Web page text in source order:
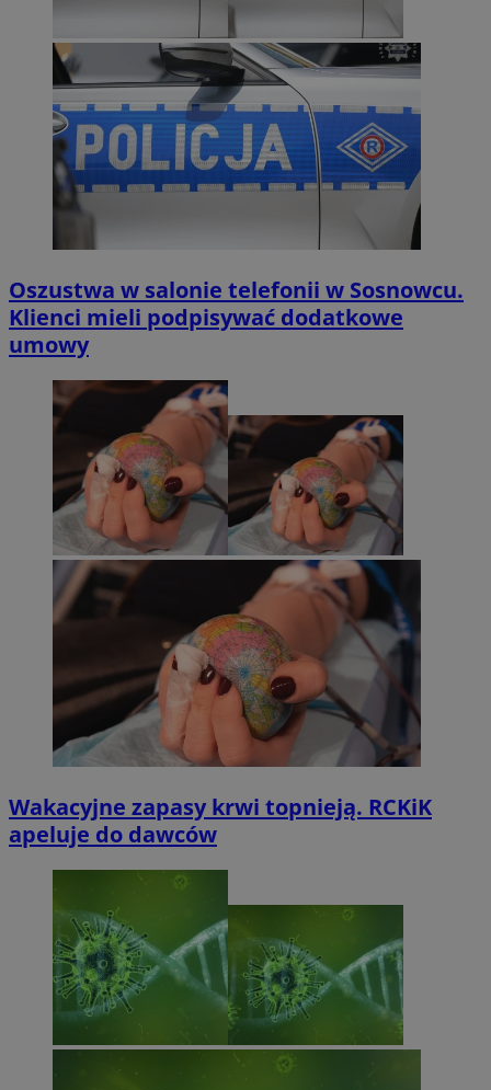
Oszustwa w salonie telefonii w Sosnowcu.
Klienci mieli podpisywać dodatkowe
umowy
Wakacyjne zapasy krwi topnieją. RCKiK
apeluje do dawców